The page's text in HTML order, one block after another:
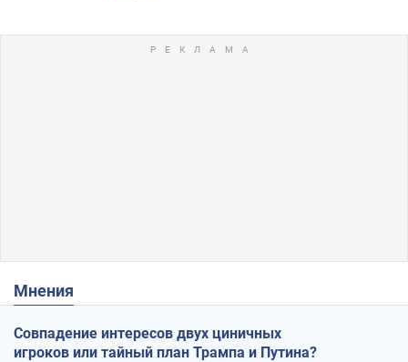
Мнения
Совпадение интересов двух циничных
игроков или тайный план Трампа и Путина?